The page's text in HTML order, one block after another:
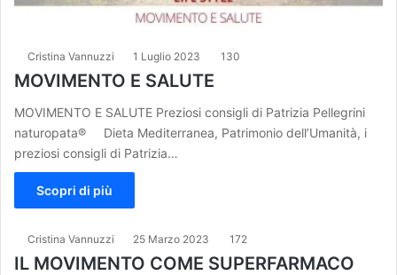
Cristina Vannuzzi 1 Luglio 2023 130
MOVIMENTO E SALUTE
MOVIMENTO E SALUTE Preziosi consigli di Patrizia Pellegrini
naturopata® Dieta Mediterranea, Patrimonio dell’Umanità, i
preziosi consigli di Patrizia…
Scopri di più
Cristina Vannuzzi 25 Marzo 2023 172
IL MOVIMENTO COME SUPERFARMACO